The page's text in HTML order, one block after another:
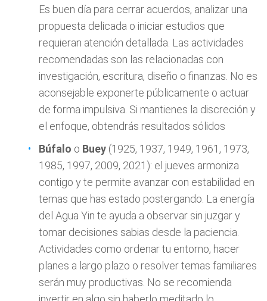
Es buen día para cerrar acuerdos, analizar una
propuesta delicada o iniciar estudios que
requieran atención detallada. Las actividades
recomendadas son las relacionadas con
investigación, escritura, diseño o finanzas. No es
aconsejable exponerte públicamente o actuar
de forma impulsiva. Si mantienes la discreción y
el enfoque, obtendrás resultados sólidos
Búfalo o Buey (1925, 1937, 1949, 1961, 1973,
1985, 1997, 2009, 2021): el jueves armoniza
contigo y te permite avanzar con estabilidad en
temas que has estado postergando. La energía
del Agua Yin te ayuda a observar sin juzgar y
tomar decisiones sabias desde la paciencia.
Actividades como ordenar tu entorno, hacer
planes a largo plazo o resolver temas familiares
serán muy productivas. No se recomienda